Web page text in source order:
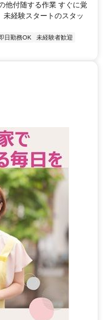
付随する作業 すぐに覚
未経験スタートのスタッ
日勤務OK
未経験者歓迎